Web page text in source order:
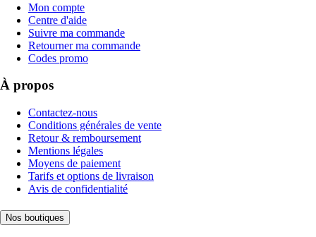
Mon compte
Centre d'aide
Suivre ma commande
Retourner ma commande
Codes promo
À propos
Contactez-nous
Conditions générales de vente
Retour & remboursement
Mentions légales
Moyens de paiement
Tarifs et options de livraison
Avis de confidentialité
Nos boutiques